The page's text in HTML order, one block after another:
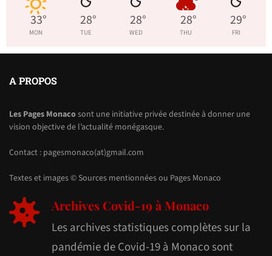
33°
MON
28°
TUE
28°
WED
28°
THU
29°
FRI
A PROPOS
Les Pages Monacosont une initiative privée destinée à donner une
vision objective de l’actualité monégasque.
Contact : pagesmonaco(at)gmail.com
Textes et images © Sources mentionnées ou Pages Monaco
Archives Covid-19 à Monaco
Les archives statistiques complètes sur la
pandémie de Covid-19 à Monaco sont